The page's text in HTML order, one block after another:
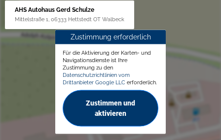
AHS Autohaus Gerd Schulze
Mittelstraße 1, 06333 Hettstedt OT Walbeck
Zustimmung erforderlich
Für die Aktivierung der Karten- und
Navigationsdienste ist Ihre
Zustimmung zu den
Datenschutzrichtlinien vom
Drittanbieter Google LLC erforderlich.
Zustimmen und
aktivieren